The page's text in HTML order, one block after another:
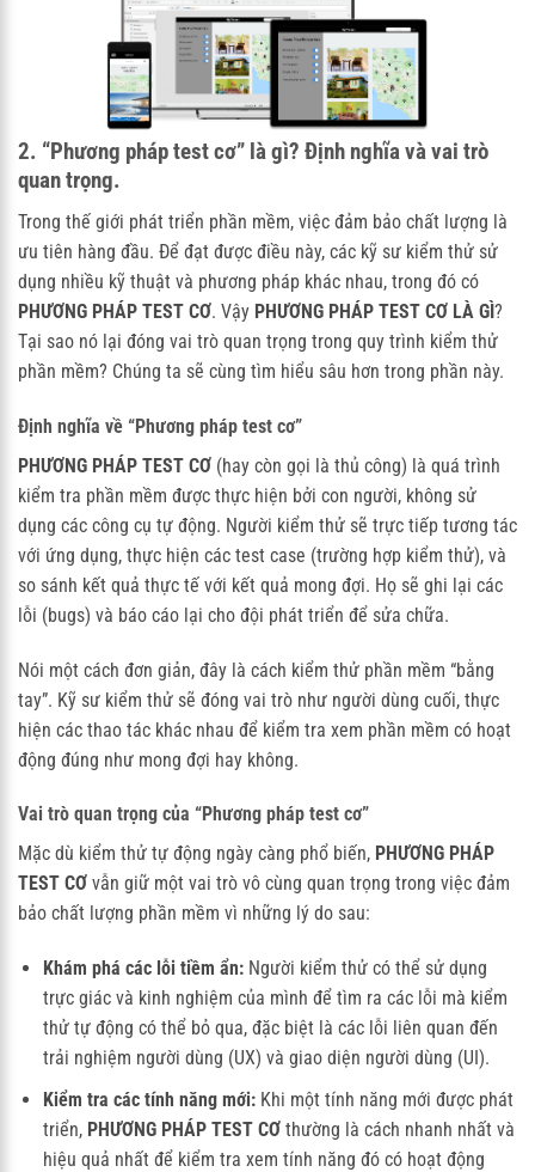
2. “Phương pháp test cơ” là gì? Định nghĩa và vai trò
quan trọng.
Trong thế giới phát triển phần mềm, việc đảm bảo chất lượng là
ưu tiên hàng đầu. Để đạt được điều này, các kỹ sư kiểm thử sử
dụng nhiều kỹ thuật và phương pháp khác nhau, trong đó có
PHƯƠNG PHÁP TEST CƠ. Vậy PHƯƠNG PHÁP TEST CƠ LÀ GÌ?
Tại sao nó lại đóng vai trò quan trọng trong quy trình kiểm thử
phần mềm? Chúng ta sẽ cùng tìm hiểu sâu hơn trong phần này.
Định nghĩa về “Phương pháp test cơ”
PHƯƠNG PHÁP TEST CƠ (hay còn gọi là thủ công) là quá trình
kiểm tra phần mềm được thực hiện bởi con người, không sử
dụng các công cụ tự động. Người kiểm thử sẽ trực tiếp tương tác
với ứng dụng, thực hiện các test case (trường hợp kiểm thử), và
so sánh kết quả thực tế với kết quả mong đợi. Họ sẽ ghi lại các
lỗi (bugs) và báo cáo lại cho đội phát triển để sửa chữa.
Nói một cách đơn giản, đây là cách kiểm thử phần mềm “bằng
tay”. Kỹ sư kiểm thử sẽ đóng vai trò như người dùng cuối, thực
hiện các thao tác khác nhau để kiểm tra xem phần mềm có hoạt
động đúng như mong đợi hay không.
Vai trò quan trọng của “Phương pháp test cơ”
Mặc dù kiểm thử tự động ngày càng phổ biến, PHƯƠNG PHÁP
TEST CƠ vẫn giữ một vai trò vô cùng quan trọng trong việc đảm
bảo chất lượng phần mềm vì những lý do sau:
Khám phá các lỗi tiềm ẩn:Người kiểm thử có thể sử dụng
trực giác và kinh nghiệm của mình để tìm ra các lỗi mà kiểm
thử tự động có thể bỏ qua, đặc biệt là các lỗi liên quan đến
trải nghiệm người dùng (UX) và giao diện người dùng (UI).
Kiểm tra các tính năng mới:Khi một tính năng mới được phát
triển, PHƯƠNG PHÁP TEST CƠthường là cách nhanh nhất và
hiệu quả nhất để kiểm tra xem tính năng đó có hoạt động